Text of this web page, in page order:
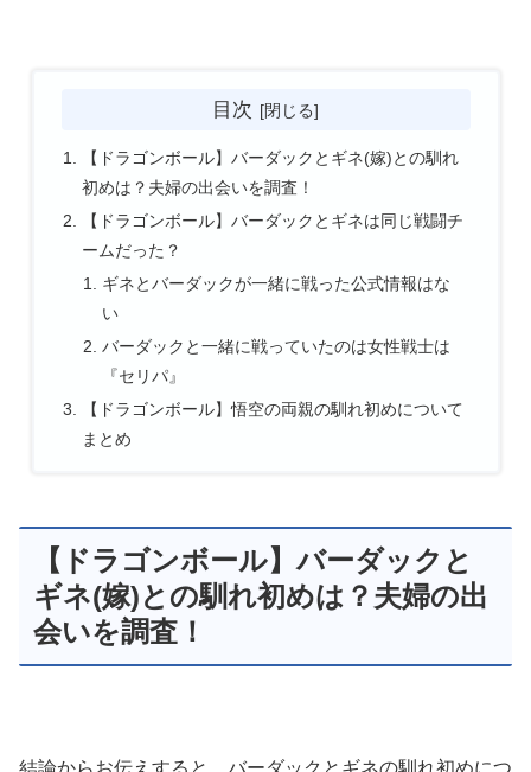
目次
【ドラゴンボール】バーダックとギネ(嫁)との馴れ
初めは？夫婦の出会いを調査！
【ドラゴンボール】バーダックとギネは同じ戦闘チ
ームだった？
ギネとバーダックが一緒に戦った公式情報はな
い
バーダックと一緒に戦っていたのは女性戦士は
『セリパ』
【ドラゴンボール】悟空の両親の馴れ初めについて
まとめ
【ドラゴンボール】バーダックと
ギネ(嫁)との馴れ初めは？夫婦の出
会いを調査！